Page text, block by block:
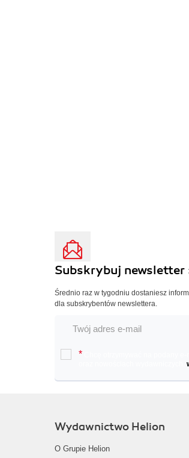
Subskrybuj newsletter
Średnio raz w tygodniu dostaniesz
dla subskrybentów newslettera.
*
Wydawnictwo Helion
O Grupie Helion